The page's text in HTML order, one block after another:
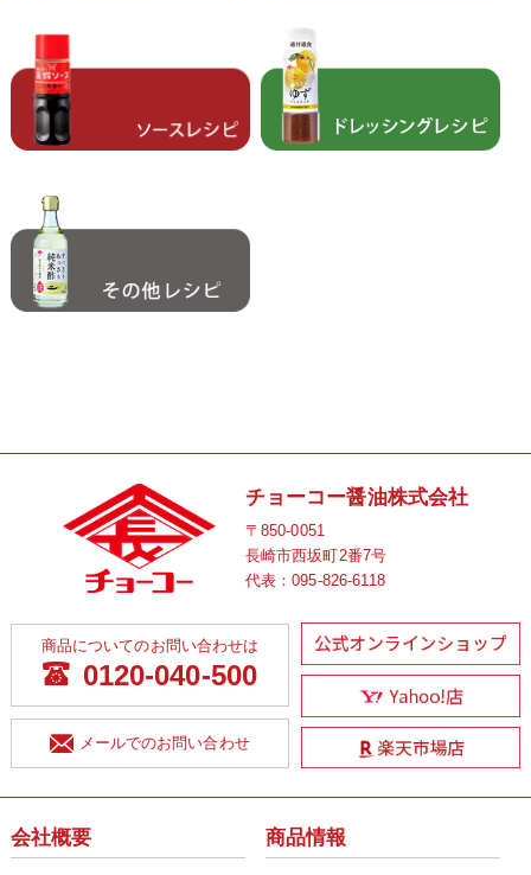
チョーコー醤油株式会社
〒850-0051
長崎市西坂町2番7号
代表：095-826-6118
商品についてのお問い合わせは
0120-040-500
メールでのお問い合わせ
会社概要 商品情報